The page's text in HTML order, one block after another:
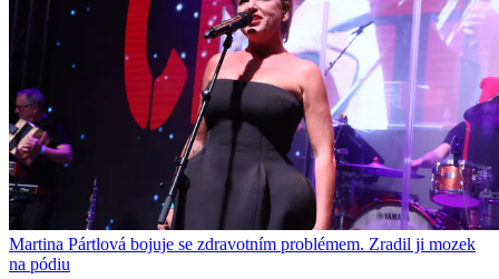
Martina Pártlová bojuje se zdravotním problémem. Zradil ji mozek
na pódiu